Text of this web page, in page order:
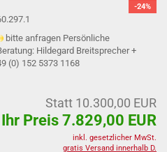
-24%
bitte anfragen Persönliche
Hildegard Breitsprecher +
(0) 152 5373 1168
Statt 10.300,00 EUR
Ihr Preis 7.829,00 EUR
inkl. gesetzlicher MwSt.
gratis Versand innerhalb D.